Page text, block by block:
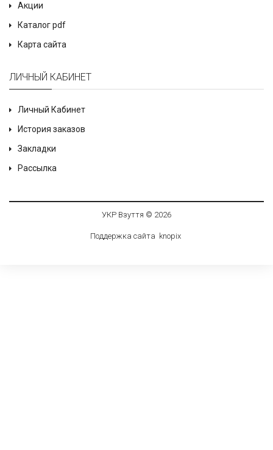
Акции
Каталог pdf
Карта сайта
ЛИЧНЫЙ КАБИНЕТ
Личный Кабинет
История заказов
Закладки
Рассылка
УКР Взуття © 2026
Поддержка сайта knopix